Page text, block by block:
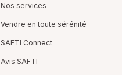
Nos services
Vendre en toute sérénité
SAFTI Connect
Avis SAFTI